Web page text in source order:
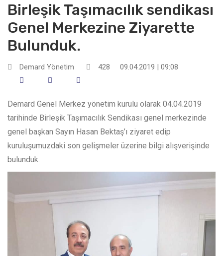
Birleşik Taşımacılık sendikası
Genel Merkezine Ziyarette
Bulunduk.
Demard Yönetim 428 09.04.2019 | 09:08
Demard Genel Merkez yönetim kurulu olarak 04.04.2019
tarihinde Birleşik Taşımacılık Sendikası genel merkezinde
genel başkan Sayın Hasan Bektaş’ı ziyaret edip
kuruluşumuzdaki son gelişmeler üzerine bilgi alışverişinde
bulunduk.